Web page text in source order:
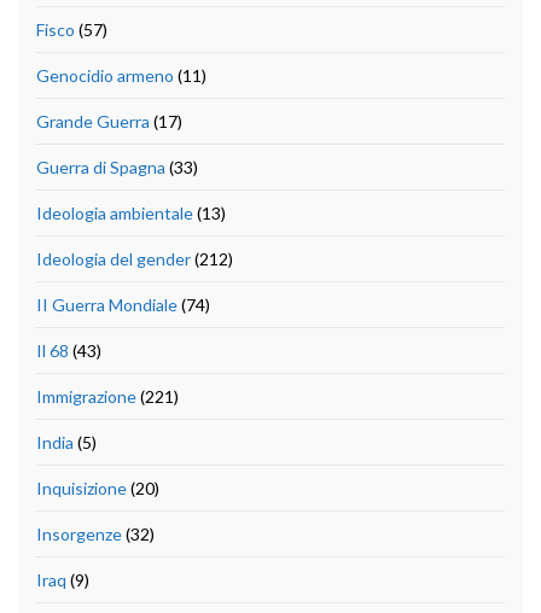
Fisco (57)
Genocidio armeno (11)
Grande Guerra (17)
Guerra di Spagna (33)
Ideologia ambientale(13)
Ideologia del gender(212)
II Guerra Mondiale(74)
Il 68 (43)
Immigrazione(221)
India (5)
Inquisizione(20)
Insorgenze(32)
Iraq (9)